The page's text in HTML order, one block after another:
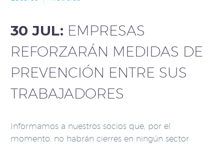
30 JUL: EMPRESAS
REFORZARÁN MEDIDAS DE
PREVENCIÓN ENTRE SUS
TRABAJADORES
Informamos a nuestros socios que, por el
momento, no habrán cierres en ningún sector